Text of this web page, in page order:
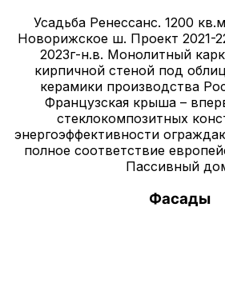
Усадьба Ренессанс. 1200
Новорижское ш. Проект 2021-
2023г-н.в. Монолитный
кирпичной стеной под
керамики производства
Французская крыша –
стеклокомпозитных
энергоэффективности
полное соответствие
Пассивный
Фасады